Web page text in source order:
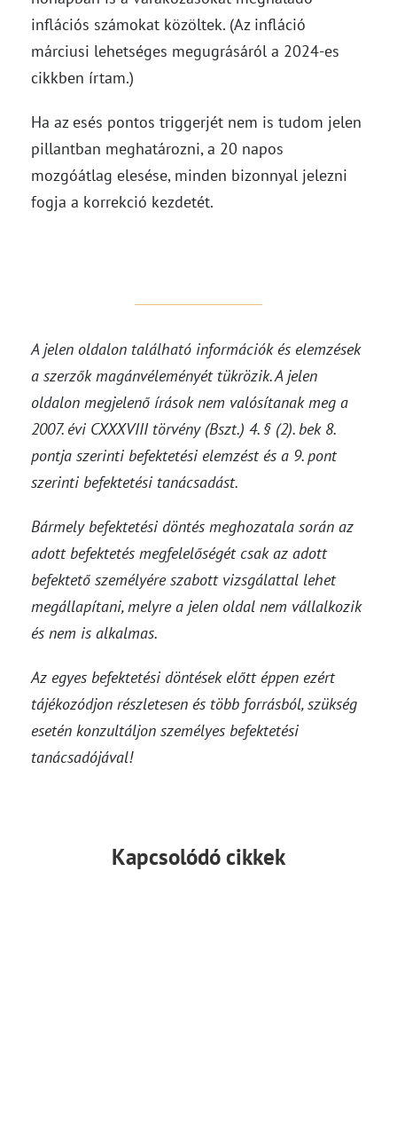
inflációs számokat közöltek. (Az infláció
márciusi lehetséges megugrásáról a 2024-es
cikkben írtam.)
Ha az esés pontos triggerjét nem is tudom jelen
pillantban meghatározni, a 20 napos
mozgóátlag elesése, minden bizonnyal jelezni
fogja a korrekció kezdetét.
A jelen oldalon található információk és elemzések
a szerzők magánvéleményét tükrözik. A jelen
oldalon megjelenő írások nem valósítanak meg a
2007. évi CXXXVIII törvény (Bszt.) 4. § (2). bek 8.
pontja szerinti befektetési elemzést és a 9. pont
szerinti befektetési tanácsadást.
Bármely befektetési döntés meghozatala során az
adott befektetés megfelelőségét csak az adott
befektető személyére szabott vizsgálattal lehet
megállapítani, melyre a jelen oldal nem vállalkozik
és nem is alkalmas.
Az egyes befektetési döntések előtt éppen ezért
tájékozódjon részletesen és több forrásból, szükség
esetén konzultáljon személyes befektetési
tanácsadójával!
Kapcsolódó cikkek